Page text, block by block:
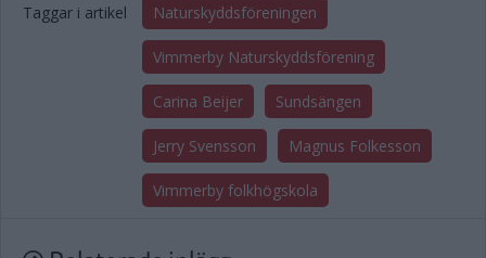
Taggar i artikel Naturskyddsföreningen
Vimmerby Naturskyddsförening
Carina Beijer Sundsängen
Jerry Svensson Magnus Folkesson
Vimmerby folkhögskola